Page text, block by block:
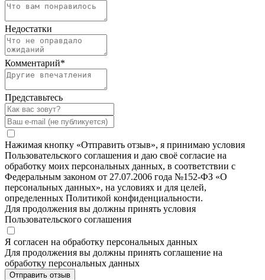
Недостатки
Комментарий*
Представьтесь
Нажимая кнопку «Отправить отзыв», я принимаю условия
Пользовательского соглашения и даю своё согласие на
обработку моих персональных данных, в соответствии с
Федеральным законом от 27.07.2006 года №152-ФЗ «О
персональных данных», на условиях и для целей,
определенных Политикой конфиденциальности.
Для продолжения вы должны принять условия
Пользовательского соглашения
Я согласен на обработку персональных данных
Для продолжения вы должны принять соглашение на
обработку персональных данных
Отправить отзыв